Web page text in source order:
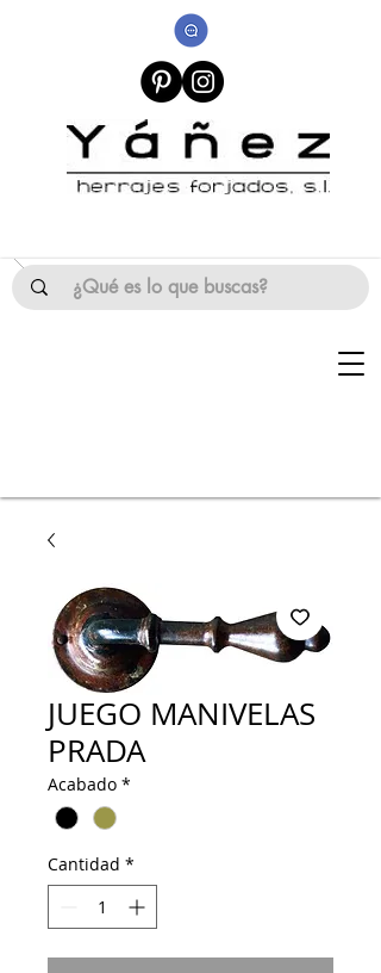
JUEGO MANIVELAS
PRADA
Acabado *
Cantidad *